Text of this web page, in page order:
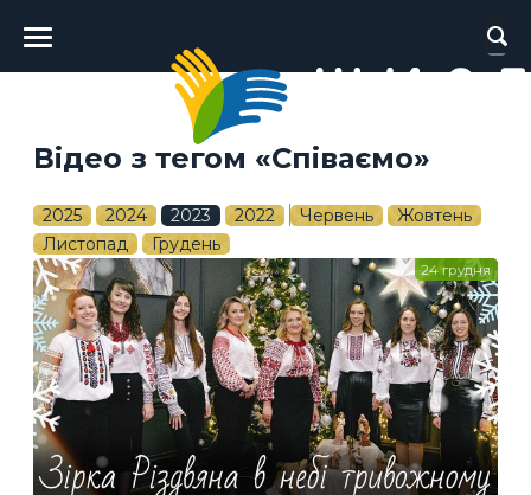
Головне
меню
Відео з тегом «Співаємо»
2025 2024 2023 2022 Червень
Жовтень
Листопад
Грудень
24 грудня